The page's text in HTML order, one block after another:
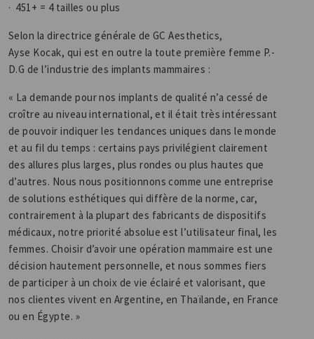
· 451+ = 4 tailles ou plus
Selon la directrice générale de GC Aesthetics,
Ayse Kocak, qui est en outre la toute première femme P.-
D.G de l’industrie des implants mammaires :
« La demande pour nos implants de qualité n’a cessé de
croître au niveau international, et il était très intéressant
de pouvoir indiquer les tendances uniques dans le monde
et au fil du temps : certains pays privilégient clairement
des allures plus larges, plus rondes ou plus hautes que
d’autres. Nous nous positionnons comme une entreprise
de solutions esthétiques qui diffère de la norme, car,
contrairement à la plupart des fabricants de dispositifs
médicaux, notre priorité absolue est l’utilisateur final, les
femmes. Choisir d’avoir une opération mammaire est une
décision hautement personnelle, et nous sommes fiers
de participer à un choix de vie éclairé et valorisant, que
nos clientes vivent en Argentine, en Thaïlande, en France
ou en Égypte. »